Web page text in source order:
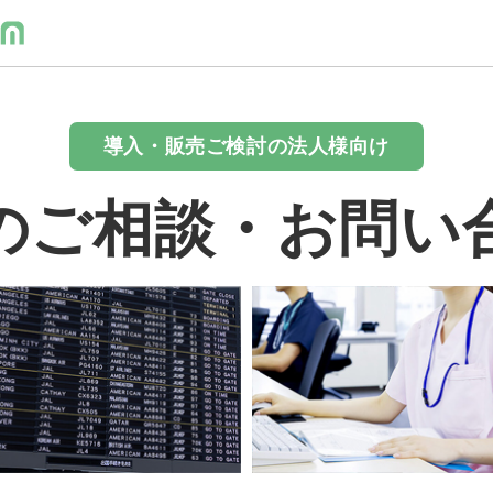
導入・販売ご検討の法人様向け
ご相談・お問い